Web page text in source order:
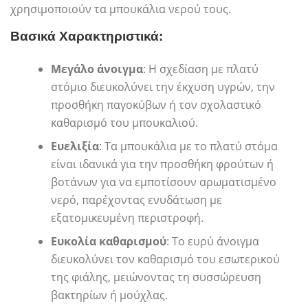
χρησιμοποιούν τα μπουκάλια νερού τους.
Βασικά Χαρακτηριστικά:
Μεγάλο άνοιγμα: Η σχεδίαση με πλατύ
στόμιο διευκολύνει την έκχυση υγρών, την
προσθήκη παγοκύβων ή τον σχολαστικό
καθαρισμό του μπουκαλιού.
Ευελιξία: Τα μπουκάλια με το πλατύ στόμα
είναι ιδανικά για την προσθήκη φρούτων ή
βοτάνων για να εμποτίσουν αρωματισμένο
νερό, παρέχοντας ενυδάτωση με
εξατομικευμένη περιστροφή.
Ευκολία καθαρισμού: Το ευρύ άνοιγμα
διευκολύνει τον καθαρισμό του εσωτερικού
της φιάλης, μειώνοντας τη συσσώρευση
βακτηρίων ή μούχλας.